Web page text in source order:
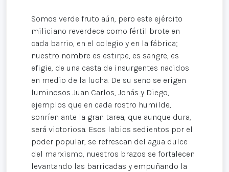
Somos verde fruto aún, pero este ejército
miliciano reverdece como fértil brote en
cada barrio, en el colegio y en la fábrica;
nuestro nombre es estirpe, es sangre, es
efigie, de una casta de insurgentes nacidos
en medio de la lucha. De su seno se erigen
luminosos Juan Carlos, Jonás y Diego,
ejemplos que en cada rostro humilde,
sonríen ante la gran tarea, que aunque dura,
será victoriosa. Esos labios sedientos por el
poder popular, se refrescan del agua dulce
del marxismo, nuestros brazos se fortalecen
levantando las barricadas y empuñando la